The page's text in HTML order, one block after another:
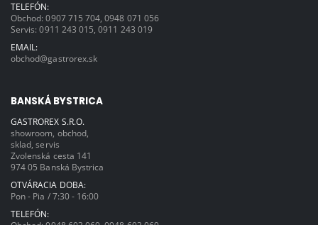
TELEFÓN:
Obchod:0907 715 704 ,0948 071 056
Servis:0911 243 015 ,0911 243 019
EMAIL:
obchod@gastrorex.sk
BANSKÁ BYSTRICA
GASTROREX S.R.O.
showroom, obchod,
sklad, servis
Zvolenská cesta 141
974 05 Banská Bystrica
OTVÁRACIA DOBA:
Pon - Pia / 7:30 - 16:00
TELEFÓN: